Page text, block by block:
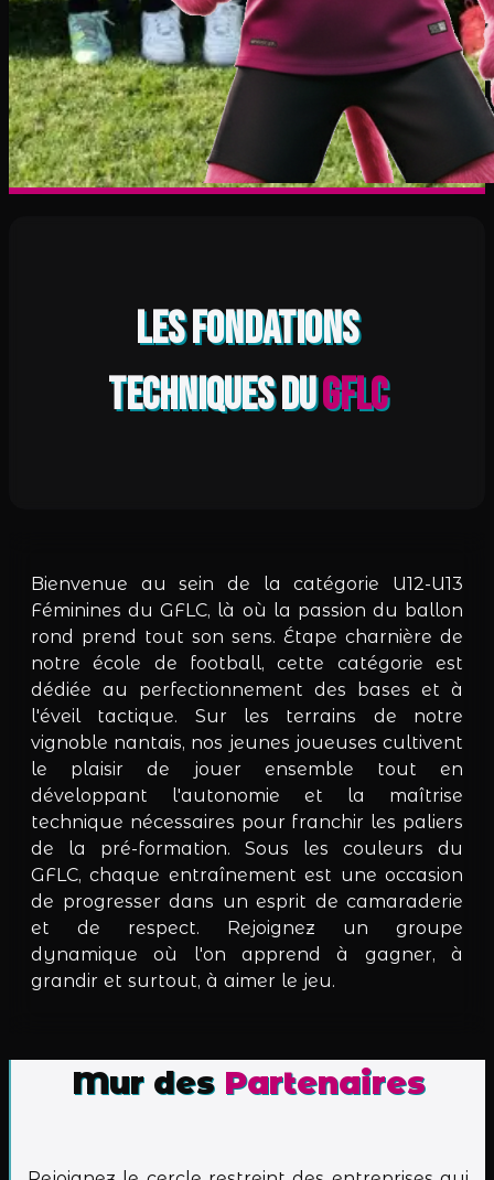
Les fondations
techniques duGFLC
Bienvenue au sein de la catégorie U12-U13
Féminines du GFLC, là où la passion du ballon
rond prend tout son sens. Étape charnière de
notre école de football, cette catégorie est
dédiée au perfectionnement des bases et à
l'éveil tactique. Sur les terrains de notre
vignoble nantais, nos jeunes joueuses cultivent
le plaisir de jouer ensemble tout en
développant l'autonomie et la maîtrise
technique nécessaires pour franchir les paliers
de la pré-formation. Sous les couleurs du
GFLC, chaque entraînement est une occasion
de progresser dans un esprit de camaraderie
et de respect. Rejoignez un groupe
dynamique où l'on apprend à gagner, à
grandir et surtout, à aimer le jeu.
Mur des Partenaires